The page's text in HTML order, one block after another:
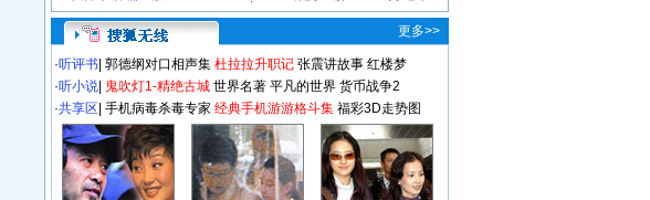
更多>>
·听评书 郭德纲对口相声集 杜拉拉升职记 张震讲故事 红楼梦
·听小说 鬼吹灯1-精绝古城 世界名著 平凡的世界 货币战争2
·共享区 手机病毒杀毒专家 经典手机游游格斗集 福彩3D走势图